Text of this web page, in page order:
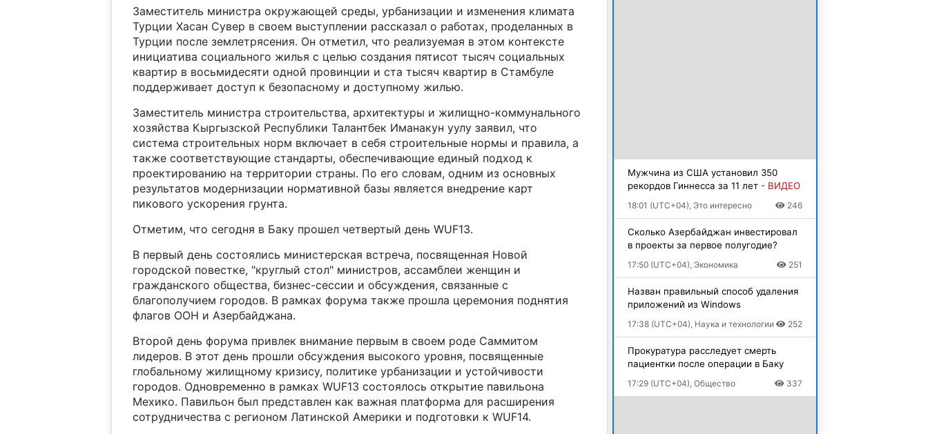
Заместитель министра окружающей среды, урбанизации и изменения климата
Турции Хасан Сувер в своем выступлении рассказал о работах, проделанных в
Турции после землетрясения. Он отметил, что реализуемая в этом контексте
инициатива социального жилья с целью создания пятисот тысяч социальных
квартир в восьмидесяти одной провинции и ста тысяч квартир в Стамбуле
поддерживает доступ к безопасному и доступному жилью.
Заместитель министра строительства, архитектуры и жилищно-коммунального
хозяйства Кыргызской Республики Талантбек Иманакун уулу заявил, что
система строительных норм включает в себя строительные нормы и правила, а
также соответствующие стандарты, обеспечивающие единый подход к
проектированию на территории страны. По его словам, одним из основных
результатов модернизации нормативной базы является внедрение карт
пикового ускорения грунта.
Отметим, что сегодня в Баку прошел четвертый день WUF13.
В первый день состоялись министерская встреча, посвященная Новой
городской повестке, "круглый стол" министров, ассамблеи женщин и
гражданского общества, бизнес-сессии и обсуждения, связанные с
благополучием городов. В рамках форума также прошла церемония поднятия
флагов ООН и Азербайджана.
Второй день форума привлек внимание первым в своем роде Саммитом
лидеров. В этот день прошли обсуждения высокого уровня, посвященные
глобальному жилищному кризису, политике урбанизации и устойчивости
городов. Одновременно в рамках WUF13 состоялось открытие павильона
Мехико. Павильон был представлен как важная платформа для расширения
сотрудничества с регионом Латинской Америки и подготовки к WUF14.
Мужчина из США установил 350
рекордов Гиннесса за 11 лет - ВИДЕО
18:01 (UTC+04), Это интересно 246
Сколько Азербайджан инвестировал
в проекты за первое полугодие?
17:50 (UTC+04), Экономика 251
Назван правильный способ удаления
приложений из Windows
17:38 (UTC+04), Наука и технологии 252
Прокуратура расследует смерть
пациентки после операции в Баку
17:29 (UTC+04), Общество 337